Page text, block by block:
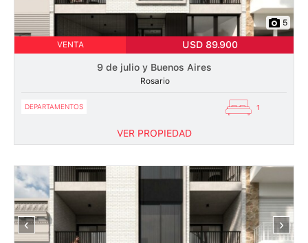
5
VENTA USD 89.900
9 de julio y Buenos Aires
Rosario
DEPARTAMENTOS 1
VER PROPIEDAD
‹ ›